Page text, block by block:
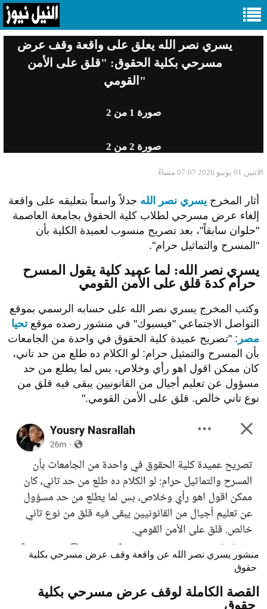
يسري نصر الله يعلق على واقعة وقف عرض
مسرحي بكلية الحقوق: "قلق على الأمن
القومي"
صورة 1 من 2
صورة
الاثنين 01 يونيو 2026 07:07 مساءً
أثار المخرج يسري نصر الله
جدلاً واسعاً بتعليقه على واقعة
إلغاء عرض مسرحي لطلاب كلية الحقوق بجامعة العاصمة
"المسرح والتماثيل حرام".
يسري نصر الله: لما عميد كلية يقول المسرح
حرام كدة قلق على الأمن القومي
وكتب المخرج يسري نصر الله على حسابه الرسمي بموقع
التواصل الاجتماعي "فيسبوك" في منشور رصده موقع تحيا
مصر
: "تصريح عميدة كلية الحقوق في واحدة من الجامعات
بأن المسرح والتمثيل حرام: لو الكلام ده طلع من حد تاني،
كان ممكن اقول اهو رأي وخلاص، بس لما يطلع من حد
نوع تاني خالص. قلق على الأمن القومي."